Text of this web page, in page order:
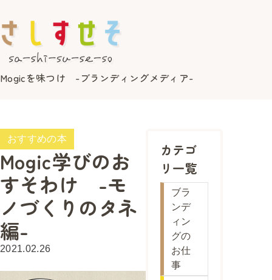
Mogicを味つけ -ブランディングメディア-
おすすめの本
Mogic学びのお
すそわけ -モ
ノづくりのタネ
編-
2021.02.26
カテゴ
リ一覧
ブラ
ンデ
ィン
グの
お仕
事